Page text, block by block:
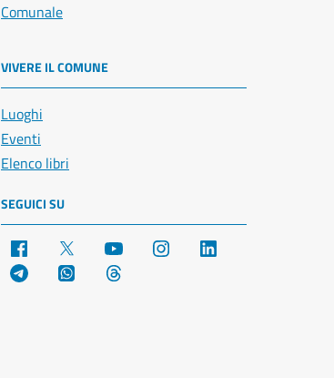
Comunale
VIVERE IL COMUNE
Luoghi
Eventi
Elenco libri
SEGUICI SU
Facebook YouTube Instagram
Telegram WhatsApp